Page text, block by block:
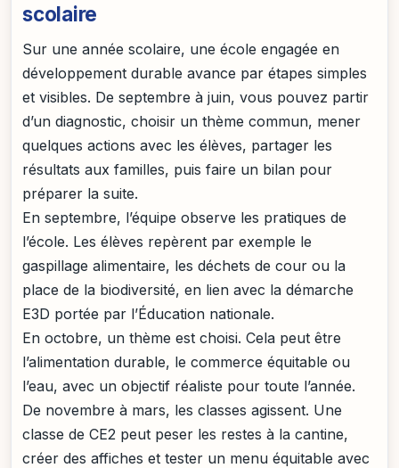
scolaire
Sur une année scolaire, une école engagée en
développement durable avance par étapes simples
et visibles. De septembre à juin, vous pouvez partir
d’un diagnostic, choisir un thème commun, mener
quelques actions avec les élèves, partager les
résultats aux familles, puis faire un bilan pour
préparer la suite.
En septembre, l’équipe observe les pratiques de
l’école. Les élèves repèrent par exemple le
gaspillage alimentaire, les déchets de cour ou la
place de la biodiversité, en lien avec la démarche
E3D portée par l’Éducation nationale.
En octobre, un thème est choisi. Cela peut être
l’alimentation durable, le commerce équitable ou
l’eau, avec un objectif réaliste pour toute l’année.
De novembre à mars, les classes agissent. Une
classe de CE2 peut peser les restes à la cantine,
créer des affiches et tester un menu équitable avec